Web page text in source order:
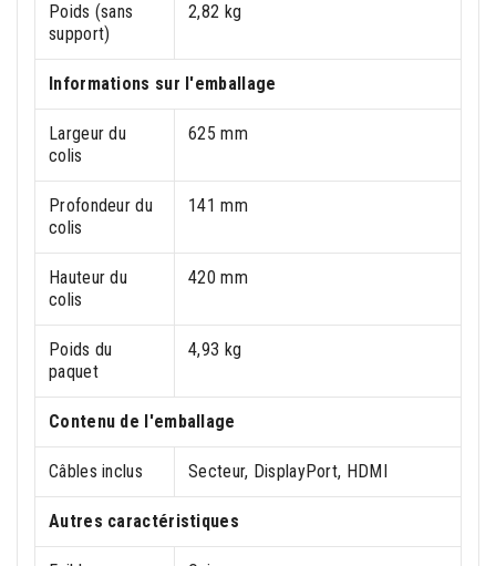
Poids (sans
support)
2,82 kg
Informations sur l'emballage
Largeur du
colis
625 mm
Profondeur du
colis
141 mm
Hauteur du
colis
420 mm
Poids du
paquet
4,93 kg
Contenu de l'emballage
Câbles inclus Secteur, DisplayPort, HDMI
Autres caractéristiques